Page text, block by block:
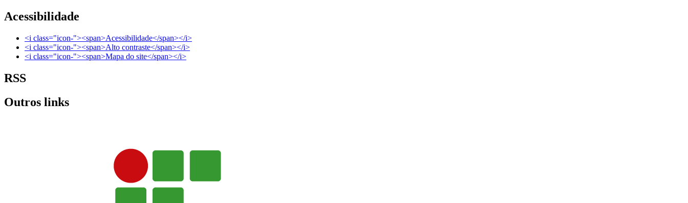
Acessibilidade
<i class="icon-"><span>Acessibilidade</span></i>
<i class="icon-"><span>Alto contraste</span></i>
<i class="icon-"><span>Mapa do site</span></i>
RSS
Outros links